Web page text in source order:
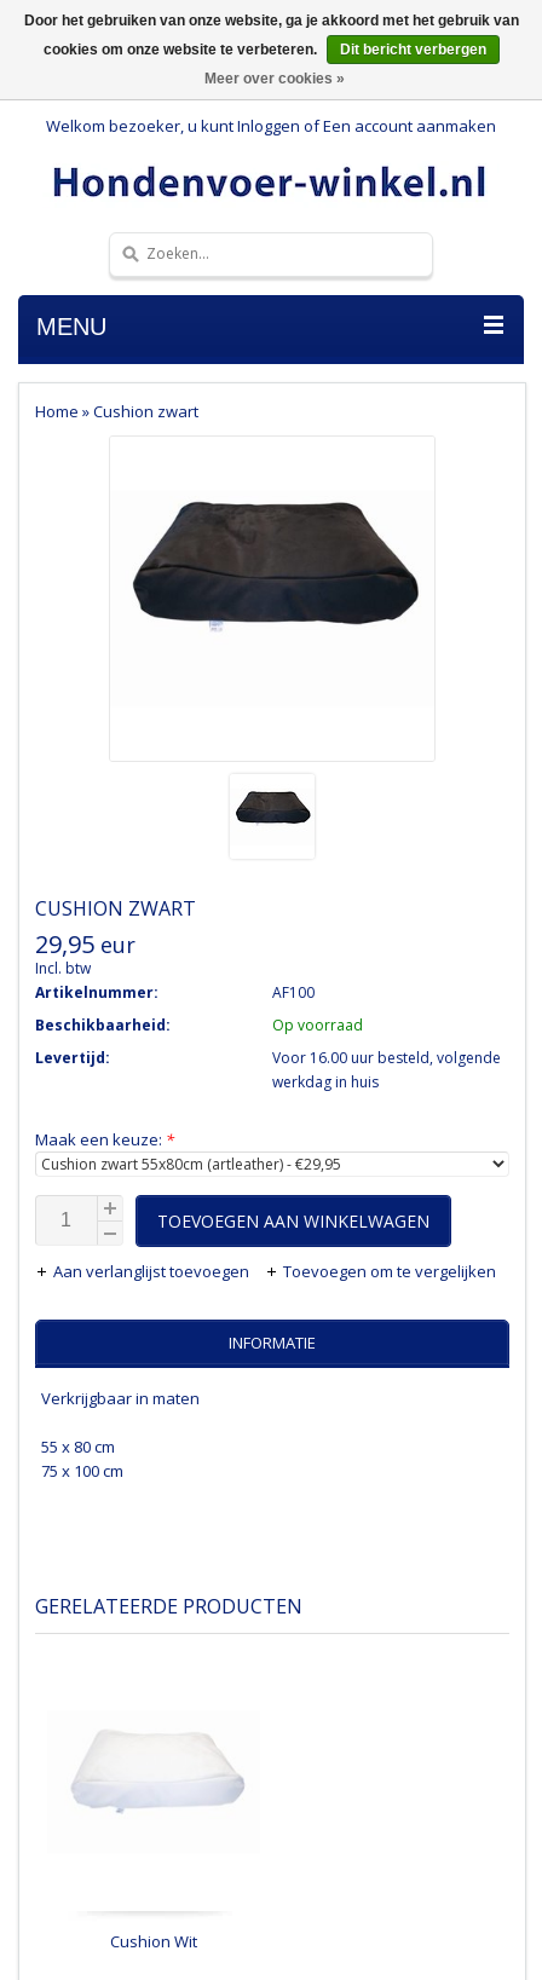
Welkom bezoeker, u kuntInloggen ofEen account aanmaken
MENU
Home »Cushion zwart
CUSHION ZWART
29,95 eur
Incl. btw
Artikelnummer:
AF100
Beschikbaarheid:
Op voorraad
Levertijd:
Voor 16.00 uur besteld, volgende
werkdag in huis
Maak een keuze: *
TOEVOEGEN AAN WINKELWAGEN
Aan verlanglijst toevoegen Toevoegen om te vergelijken
INFORMATIE
Verkrijgbaar in maten
55 x 80 cm
75 x 100 cm
GERELATEERDE PRODUCTEN
Cushion Wit
Door het gebruiken van onze website, ga je akkoord met het gebruik van
cookies om onze website te verbeteren.
Dit bericht verbergen
Meer over cookies »